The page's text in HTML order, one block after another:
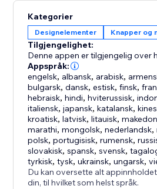
Kategorier
Designelementer Knapper og
Tilgjengelighet:
Denne appen er tilgjengelig over
Appspråk:
engelsk, albansk, arabisk,
bulgarsk,dansk,estisk,finsk,
hebraisk,hindi,hviterussisk,
italiensk,japansk,katalansk,
kroatisk,latvisk,litauisk,
marathi,mongolsk,nederlandsk,
polsk,portugisisk,rumensk,
slovakisk,spansk,svensk,
tyrkisk,tysk,ukrainsk,ungarsk,
Du kan oversette alt
din, til hvilket som helst språk.